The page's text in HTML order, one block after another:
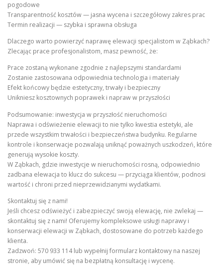
pogodowe
Transparentność kosztów — jasna wycena i szczegółowy zakres prac
Termin realizacji — szybka i sprawna obsługa
Dlaczego warto powierzyć naprawę elewacji specjalistom w Ząbkach?
Zlecając prace profesjonalistom, masz pewność, że:
Prace zostaną wykonane zgodnie z najlepszymi standardami
Zostanie zastosowana odpowiednia technologia i materiały
Efekt końcowy będzie estetyczny, trwały i bezpieczny
Unikniesz kosztownych poprawek i napraw w przyszłości
Podsumowanie: inwestycja w przyszłość nieruchomości
Naprawa i odświeżenie elewacji to nie tylko kwestia estetyki, ale
przede wszystkim trwałości i bezpieczeństwa budynku. Regularne
kontrole i konserwacje pozwalają uniknąć poważnych uszkodzeń, które
generują wysokie koszty.
W Ząbkach, gdzie inwestycje w nieruchomości rosną, odpowiednio
zadbana elewacja to klucz do sukcesu — przyciąga klientów, podnosi
wartość i chroni przed nieprzewidzianymi wydatkami.
Skontaktuj się z nami!
Jeśli chcesz odświeżyć i zabezpieczyć swoją elewację, nie zwlekaj —
skontaktuj się z nami! Oferujemy kompleksowe usługi naprawy i
konserwacji elewacji w Ząbkach, dostosowane do potrzeb każdego
klienta.
Zadzwoń: 570 933 114 lub wypełnij formularz kontaktowy na naszej
stronie, aby umówić się na bezpłatną konsultację i wycenę.